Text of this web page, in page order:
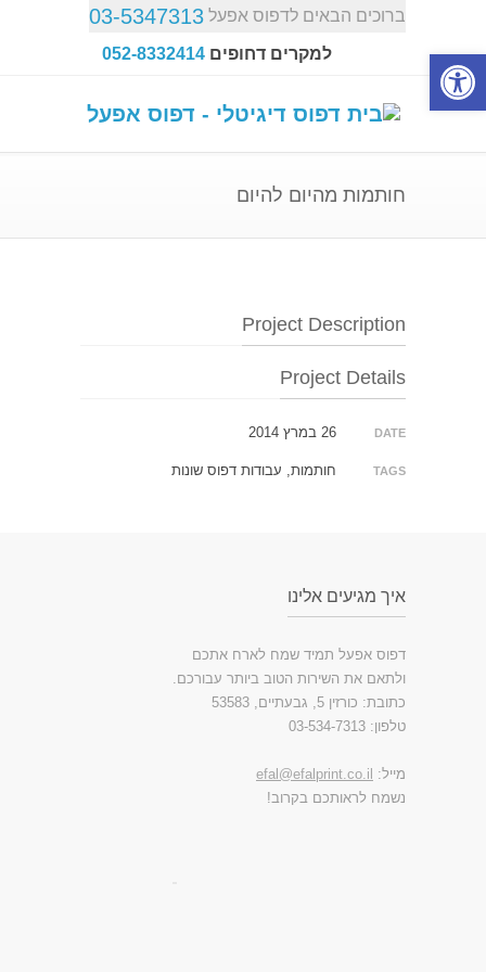
ברוכים הבאים לדפוס אפעל 03-5347313
למקרים דחופים 052-8332414
חותמות מהיום להיום
Project Description
Project Details
DATE
TAGS חותמות, עבודות דפוס שונות
איך מגיעים אלינו
דפוס אפעל תמיד שמח לארח אתכם
ולתאם את השירות הטוב ביותר עבורכם.
כתובת: כורזין 5, גבעתיים, 53583
טלפון: 03-534-7313
מייל: efal@efalprint.co.il
נשמח לראותכם בקרוב!
פתח סרגל נגישות